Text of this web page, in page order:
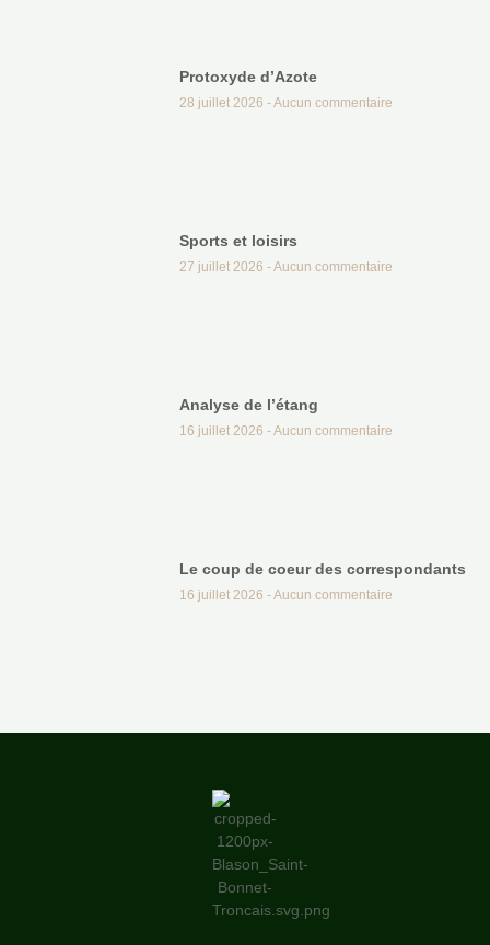
Protoxyde d’Azote
28 juillet 2026 Aucun commentaire
Sports et loisirs
27 juillet 2026 Aucun commentaire
Analyse de l’étang
16 juillet 2026 Aucun commentaire
Le coup de coeur des correspondants
16 juillet 2026 Aucun commentaire